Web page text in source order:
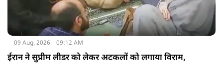
09 Aug, 2026 09:12 AM
ईरान ने सुप्रीम लीडर को लेकर अटकलों को लगाया विराम,